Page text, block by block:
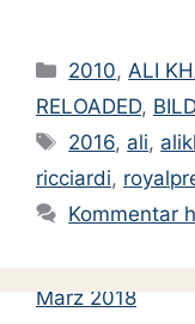
Kategorien
2010, ALI
RELOADED,
Schlagwörter
2016, ali,
ricciardi,
Kommentar
Januar 2019
Dezember 2018
November 2018
Juni 2018
Mai 2018
März 2018